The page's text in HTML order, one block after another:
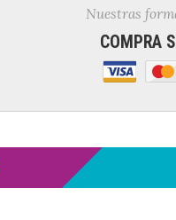
Nuestras
COMPRA